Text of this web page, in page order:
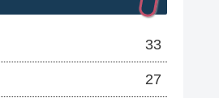
33
27